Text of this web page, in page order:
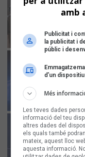
amb
Publicitat i
la publicitat i
públic i
d’un dispositiu
Més
Les teves dades
informació del teu
altres dades del
els quals també
mateix, aquest lloc
aquesta informació.